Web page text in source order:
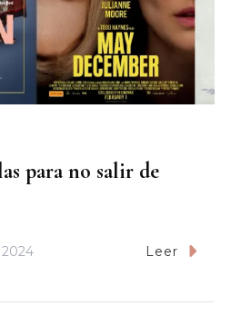
para no salir de
Leer